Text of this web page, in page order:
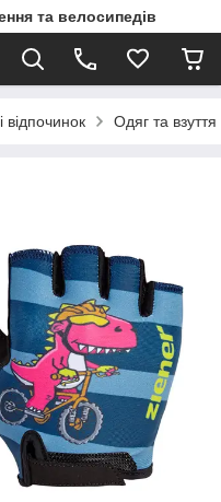
та велосипедів
відпочинок Одяг та